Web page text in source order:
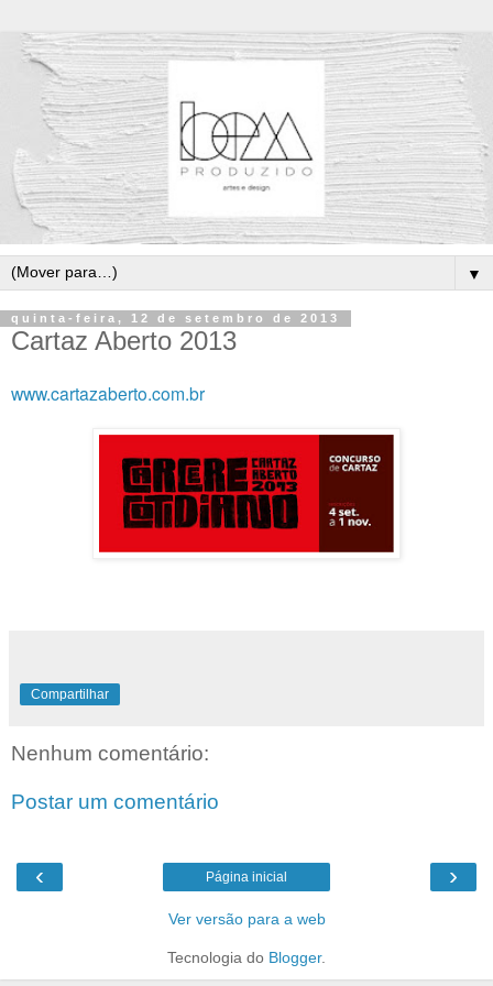
▼
quinta-feira, 12 de setembro de 2013
Cartaz Aberto 2013
www.cartazaberto.com.br
Compartilhar
Nenhum comentário:
Postar um comentário
‹ ›
Página inicial
Ver versão para a web
Tecnologia do Blogger.